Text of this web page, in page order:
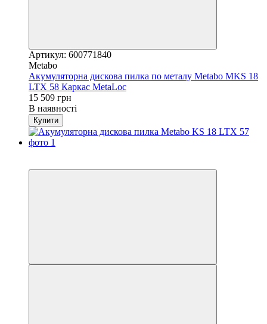
Артикул: 600771840
Metabo
Акумуляторна дискова пилка по металу Metabo MKS 18
LTX 58 Каркас MetaLoc
15 509 грн
В наявності
Купити